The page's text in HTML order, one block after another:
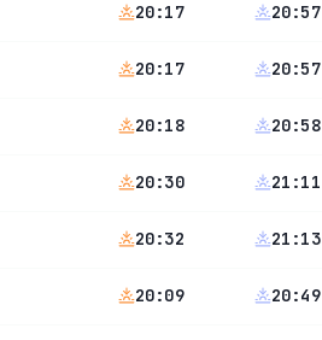
20:17 20:57
20:17 20:57
20:18 20:58
20:30 21:11
20:32 21:13
20:09 20:49